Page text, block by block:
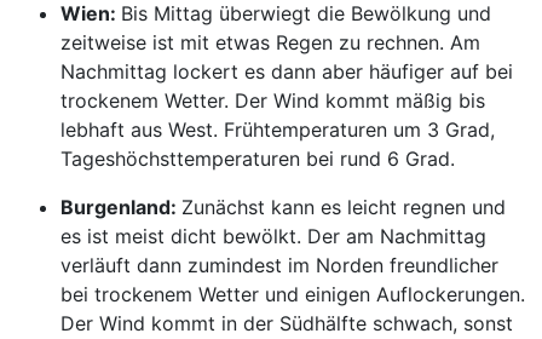
Wien: Bis Mittag überwiegt die Bewölkung und
zeitweise ist mit etwas Regen zu rechnen. Am
Nachmittag lockert es dann aber häufiger auf bei
trockenem Wetter. Der Wind kommt mäßig bis
lebhaft aus West. Frühtemperaturen um 3 Grad,
Tageshöchsttemperaturen bei rund 6 Grad.
Burgenland: Zunächst kann es leicht regnen und
es ist meist dicht bewölkt. Der am Nachmittag
verläuft dann zumindest im Norden freundlicher
bei trockenem Wetter und einigen Auflockerungen.
Der Wind kommt in der Südhälfte schwach, sonst